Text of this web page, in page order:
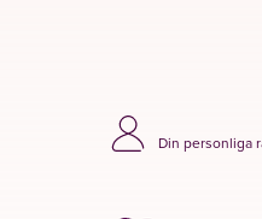
Din personliga